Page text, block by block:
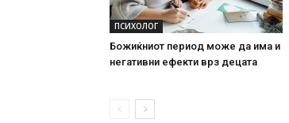
ПСИХОЛОГ
Божиќниот период може да има и
негативни ефекти врз децата